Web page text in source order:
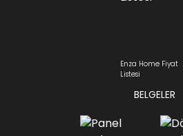
Enza Home Fiyat
Listesi
BELGELER